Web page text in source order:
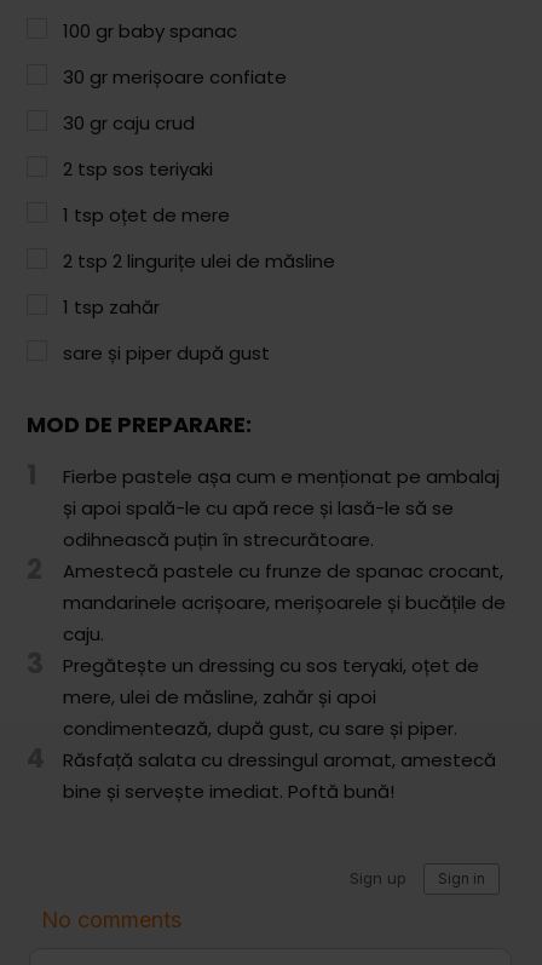
Aluaturi Sărate
Pizza
Rețete cu Carne
Rețete Vegetariene
Salate
Sandwichuri și Wraps
Comunitatea
iCooking
Librărie
Adaugă o rețetă
Cum adăugăm o rețetă
Regulament de postare
CONCURS
100 gr baby spanac
30 gr merișoare confiate
30 gr caju crud
2 tsp sos teriyaki
1 tsp oțet de mere
2 tsp 2 lingurițe ulei de măsline
1 tsp zahăr
sare și piper după gust
MOD DE PREPARARE:
Fierbe pastele așa cum e menționat pe ambalaj
și apoi spală-le cu apă rece și lasă-le să se
odihnească puțin în strecurătoare.
Amestecă pastele cu frunze de spanac crocant,
mandarinele acrișoare, merișoarele și bucățile de
caju.
Pregătește un dressing cu sos teryaki, oțet de
mere, ulei de măsline, zahăr și apoi
condimentează, după gust, cu sare și piper.
Răsfață salata cu dressingul aromat, amestecă
bine și servește imediat. Poftă bună!